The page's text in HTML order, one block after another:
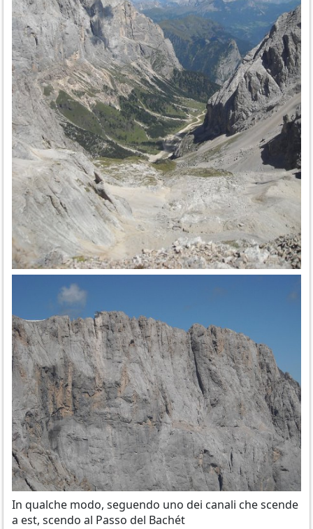
In qualche modo, seguendo uno dei canali che scende
a est, scendo al Passo del Bachét